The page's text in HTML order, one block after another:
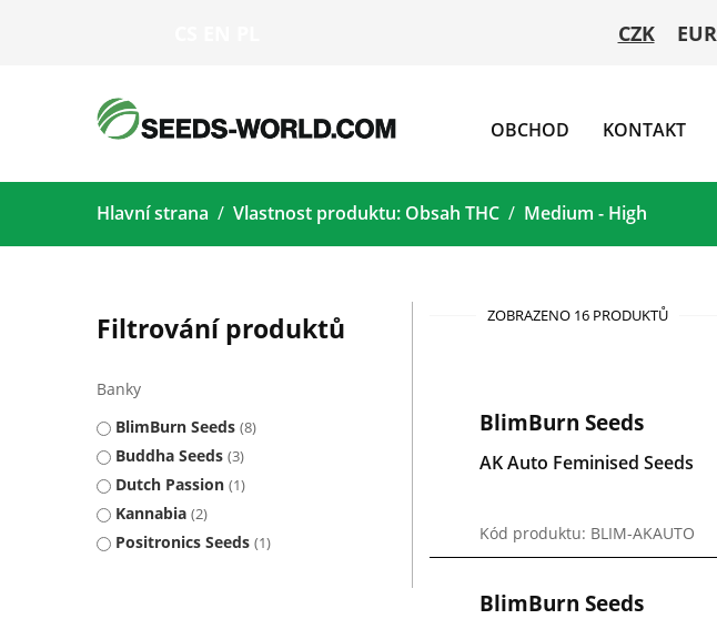
CZK EUR
OBCHOD KONTAKT
Hlavní strana Vlastnost produktu: Obsah THC Medium - High
Filtrování produktů
Banky
BlimBurn Seeds 8
Buddha Seeds 3
Dutch Passion 1
Kannabia 2
Positronics Seeds 1
ZOBRAZENO 16 PRODUKTŮ
BlimBurn Seeds
AK Auto Feminised Seeds
Kód produktu: BLIM-AKAUTO
BlimBurn Seeds